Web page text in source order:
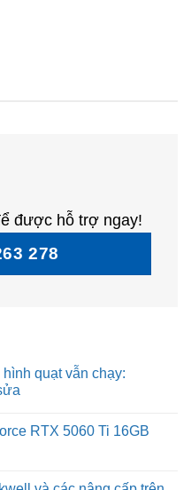
được hỗ trợ ngay!
278
quạt vẫn chạy:
RTX 5060 Ti 16GB